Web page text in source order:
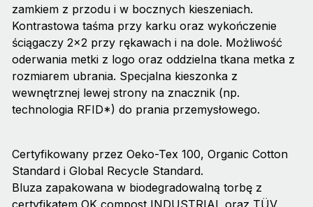
zamkiem z przodu i w bocznych kieszeniach.
Kontrastowa taśma przy karku oraz wykończenie
ściągaczy 2x2 przy rękawach i na dole. Możliwość
oderwania metki z logo oraz oddzielna tkana metka z
rozmiarem ubrania. Specjalna kieszonka z
wewnętrznej lewej strony na znacznik (np.
technologia RFID*) do prania przemysłowego.
Certyfikowany przez Oeko-Tex 100, Organic Cotton
Standard i Global Recycle Standard.
Bluza zapakowana w biodegradowalną torbę z